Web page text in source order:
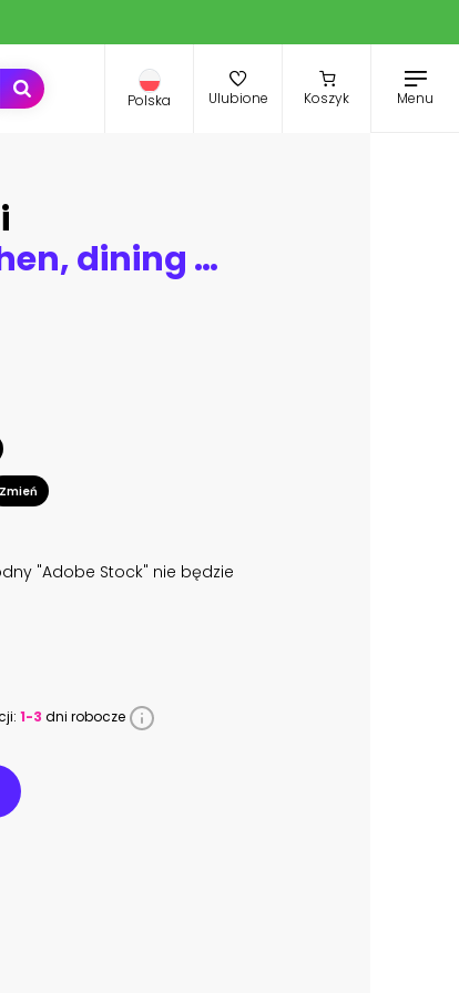
Polska Ulubione Koszyk Menu
Sea view kitchen, dining and living room of luxury beach house with terrace near swimming pool in modern design. Vacation home or holiday villa for big family. Interior 3d illustration
Zmień
"Adobe Stock" nie będzie
1-3 dni robocze